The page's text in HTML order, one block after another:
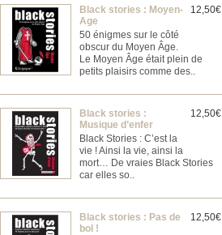
12,50€
Black stories : Moyen-
Age
50 énigmes sur le côté
obscur du Moyen Âge.
Le Moyen Âge était plein de
petits plaisirs comme des..
12,50€
Black stories :
Musique d’enfer
Black Stories : C’est la
vie ! Ainsi la vie, ainsi la
mort… De vraies Black Stories
car elles so..
12,50€
Black stories : Pas de
bol !